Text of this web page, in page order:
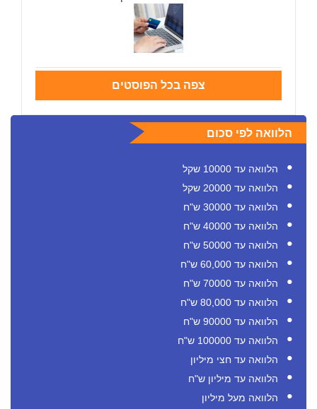
צפה בכל הפוסטים
הלוואה לפי סכום
הלוואה עד 10000 שקל
הלוואה עד 20000 שקל
הלוואה עד 30000 ש"ח
הלוואה עד 40000 ש"ח
הלוואה עד 50000 ש"ח
הלוואה עד 60,000 ש"ח
הלוואה עד 70000 ש"ח
הלוואה עד 80,000 ש"ח
הלוואה עד 90000 ש"ח
הלוואה עד 100000 ש"ח
הלוואה עד חצי מיליון
הלוואה עד מיליון ש"ח
הלוואה מעל מיליון